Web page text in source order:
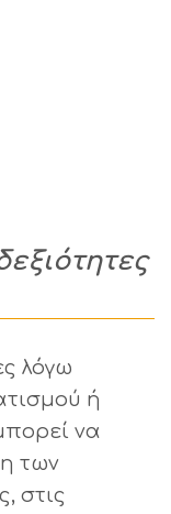
λόγω
ή
να
των
στις